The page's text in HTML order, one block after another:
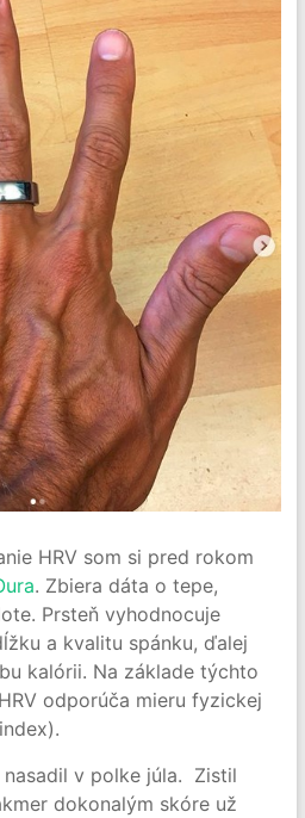
HRV som si pred rokom
. Zbiera dáta o tepe,
Prsteň vyhodnocuje
a kvalitu spánku, ďalej
kalórii. Na základe týchto
odporúča mieru fyzickej
nasadil v polke júla. Zistil
dokonalým skóre už